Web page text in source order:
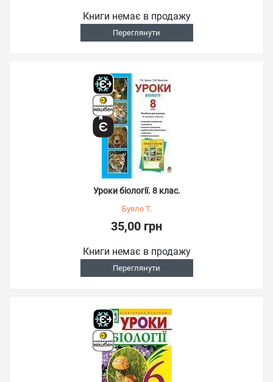
Книги немає в продажу
Переглянути
Уроки біології. 8 клас.
Буяло Т.
35,00 грн
Книги немає в продажу
Переглянути